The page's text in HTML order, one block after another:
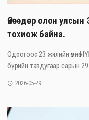
Өнөөдөр олон
тохиож байна.
Одоогоос 23 жилийн өмнө
бүрийн тавдугаар сарын
2026-05-29